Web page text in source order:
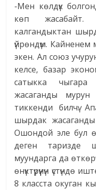
-Мен көлдүк
көп
калгандыктан
үйрөндүм. Кайненем
экен. Ал союз
келсе, базар
сатыкка
жасаганды
тиккенди билчү.
шырдак жасаганды
Ошондой эле бул
деген таризде
муундарга да
өнүктүрүүнүн
8 класста окуган